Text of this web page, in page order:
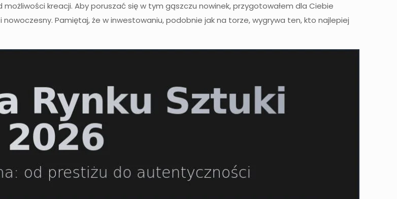
kreacji. Aby poruszać się w tym gąszczu nowinek, przygotowałem dla Ciebie
nowoczesny. Pamiętaj, że w inwestowaniu, podobnie jak na torze, wygrywa ten, kto najlepiej